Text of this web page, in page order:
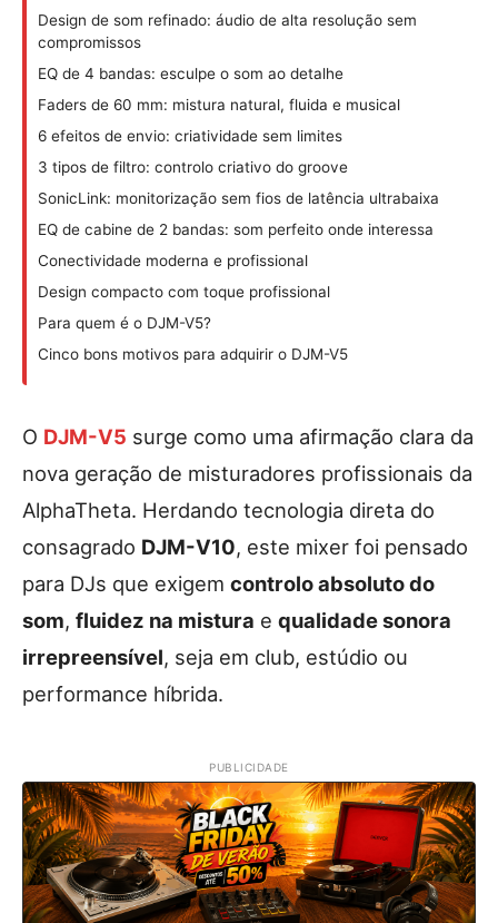
Design de som refinado: áudio de alta resolução sem
compromissos
EQ de 4 bandas: esculpe o som ao detalhe
Faders de 60 mm: mistura natural, fluida e musical
6 efeitos de envio: criatividade sem limites
3 tipos de filtro: controlo criativo do groove
SonicLink: monitorização sem fios de latência ultrabaixa
EQ de cabine de 2 bandas: som perfeito onde interessa
Conectividade moderna e profissional
Design compacto com toque profissional
Para quem é o DJM-V5?
Cinco bons motivos para adquirir o DJM-V5
O DJM-V5 surge como uma afirmação clara da
nova geração de misturadores profissionais da
AlphaTheta. Herdando tecnologia direta do
consagrado DJM-V10, este mixer foi pensado
para DJs que exigem controlo absoluto do
som, fluidez na mistura e qualidade sonora
irrepreensível, seja em club, estúdio ou
performance híbrida.
PUBLICIDADE